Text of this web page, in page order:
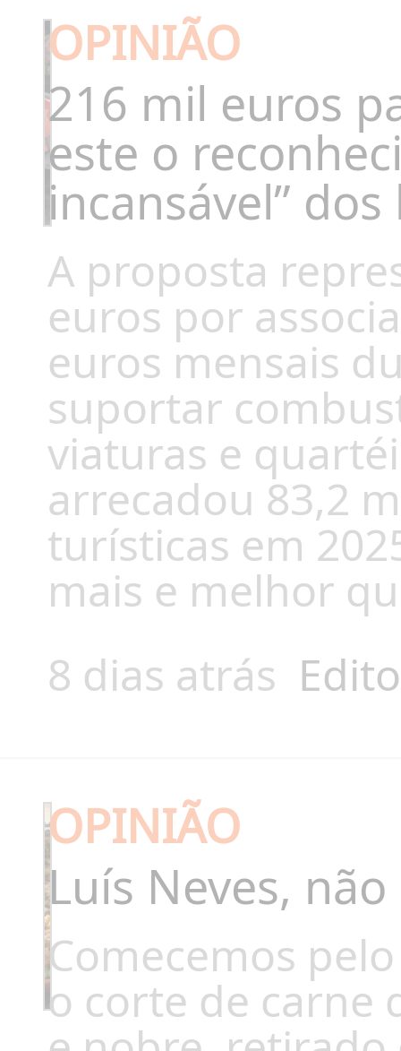
OPINIÃO
216 mil euros
este o
incansável”
A proposta
euros por
euros mensais
suportar
viaturas e
arrecadou 83,2
turísticas em
mais e melhor
8 dias atrás
OPINIÃO
Luís Neves,
Comecemos
o corte de carne